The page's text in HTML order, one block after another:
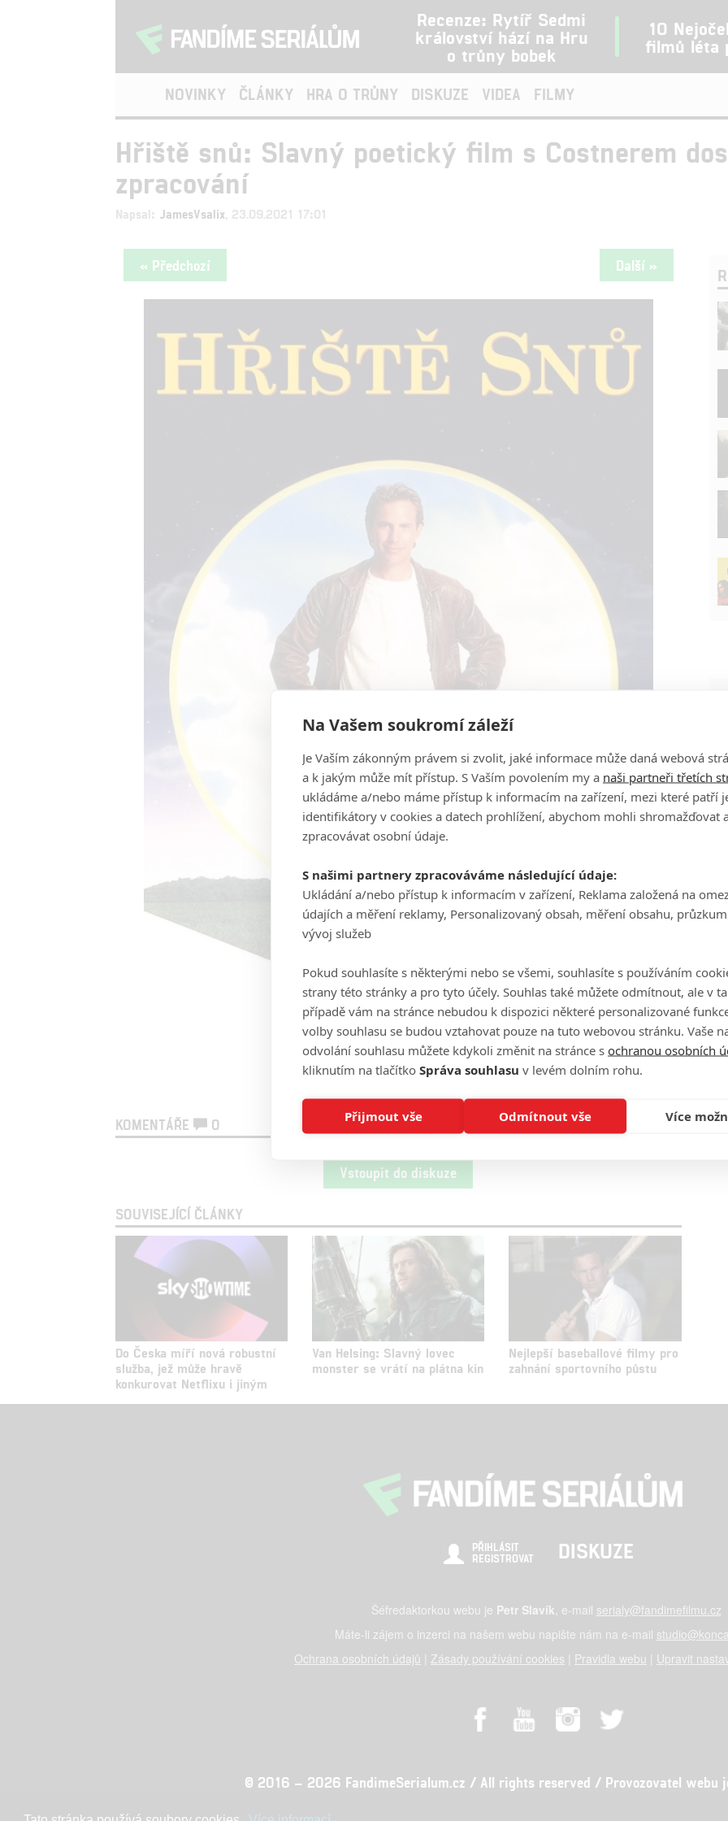
Recenze: Rytíř Sedmi
království hází na Hru
o trůny bobek
10
filmů léta
NOVINKY ČLÁNKY HRA O TRŮNY DISKUZE VIDEA FILMY
Hřiště snů: Slavný poetický film s Costnerem
zpracování
Napsal: JamesVsalix , 23.09.2021 17:01
« Předchozí Další »
Universal Pictures
KOMENTÁŘE 0
Vstoupit do diskuze
SOUVISEJÍCÍ ČLÁNKY
Do Česka míří nová robustní
služba, jež může hravě
konkurovat Netflixu i jiným
Van Helsing: Slavný lovec
monster se vrátí na plátna kin
Nejlepší baseballové filmy pro
zahnání sportovního půstu
je
PŘIHLÁSIT
REGISTROVAT
DISKUZE
Šéfredaktorkou webu je Petr Slavík , e-mail serialy@fandimefilmu.cz
Máte-li zájem o inzerci na našem webu napište nám na e-mail
Ochrana osobních údajů
Zásady používání cookies Pravidla webu Upravit
© 2016 – 2026 FandimeSerialum.cz / All rights reserved / Provozovatel webu
Na Vašem soukromí záleží
Je Vaším zákonným právem si zvolit, jaké informace může daná webová
a k jakým může mít přístup. S Vaším povolením my a naši partneři třetích
ukládáme a/nebo máme přístup k informacím na zařízení, mezi které patří
identifikátory v cookies a datech prohlížení, abychom mohli shromažďovat
zpracovávat osobní údaje.
S našimi partnery zpracováváme následující údaje:
Ukládání a/nebo přístup k informacím v zařízení, Reklama založená na
údajích a měření reklamy, Personalizovaný obsah, měření obsahu,
vývoj služeb
Pokud souhlasíte s některými nebo se všemi, souhlasíte s používáním
strany této stránky a pro tyto účely. Souhlas také můžete odmítnout, ale v
případě vám na stránce nebudou k dispozici některé personalizované
volby souhlasu se budou vztahovat pouze na tuto webovou stránku. Vaše
odvolání souhlasu můžete kdykoli změnit na stránce s ochranou osobních
kliknutím na tlačítko Správa souhlasu v levém dolním rohu.
Přijmout vše Odmítnout vše Více